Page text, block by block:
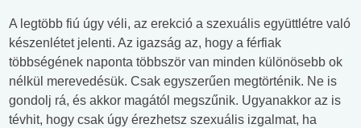
A legtöbb fiú úgy véli, az erekció a szexuális együttlétre való
készenlétet jelenti. Az igazság az, hogy a férfiak
többségének naponta többször van minden különösebb ok
nélkül merevedésük. Csak egyszerűen megtörténik. Ne is
gondolj rá, és akkor magától megszűnik. Ugyanakkor az is
tévhit, hogy csak úgy érezhetsz szexuális izgalmat, ha